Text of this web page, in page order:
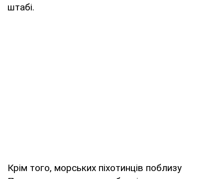
штабі.
Крім того, морських піхотинців поблизу